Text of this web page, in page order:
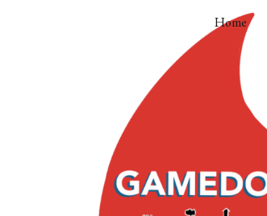
Home